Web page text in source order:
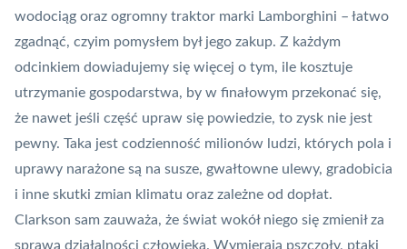
wodociąg oraz ogromny traktor marki Lamborghini – łatwo
zgadnąć, czyim pomysłem był jego zakup. Z każdym
odcinkiem dowiadujemy się więcej o tym, ile kosztuje
utrzymanie gospodarstwa, by w finałowym przekonać się,
że nawet jeśli część upraw się powiedzie, to zysk nie jest
pewny. Taka jest codzienność milionów ludzi, których pola i
uprawy narażone są na susze, gwałtowne ulewy, gradobicia
i inne skutki zmian klimatu oraz zależne od dopłat.
Clarkson sam zauważa, że świat wokół niego się zmienił za
sprawą działalności człowieka. Wymierają pszczoły, ptaki